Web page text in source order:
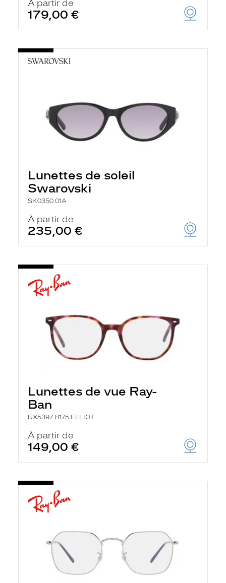
À partir de
179,00 €
Lunettes de soleil
Swarovski
SK0350 01A
À partir de
235,00 €
Lunettes de vue Ray-
Ban
RX5397 8175 ELLIOT
À partir de
149,00 €